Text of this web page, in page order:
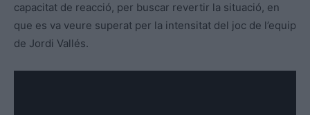
capacitat de reacció, per buscar revertir la situació, en
que es va veure superat per la intensitat del joc de l’equip
de Jordi Vallés.